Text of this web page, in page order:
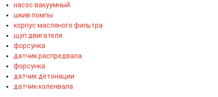
насос вакуумный
шкив помпы
корпус масляного фильтра
щуп двигателя
форсунка
датчик распредвала
форсунка
датчик детонации
датчик коленвала